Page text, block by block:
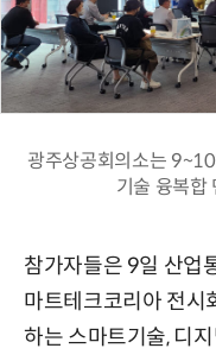
광주상공회의소는
기술 융복합
참가자들은 9일 산업
마트테크코리아 전시
하는 스마트기술, 디